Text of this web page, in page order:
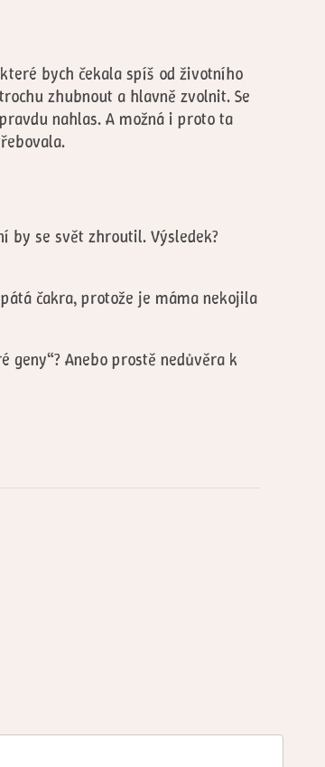
bych čekala spíš od životního
zhubnout a hlavně zvolnit. Se
nahlas. A možná i proto ta
by se svět zhroutil. Výsledek?
čakra, protože je máma nekojila
geny“? Anebo prostě nedůvěra k